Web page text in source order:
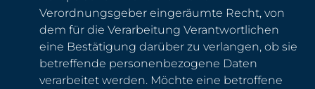
Verordnungsgeber eingeräumte Recht, von
dem für die Verarbeitung Verantwortlichen
eine Bestätigung darüber zu verlangen, ob sie
betreffende personenbezogene Daten
verarbeitet werden. Möchte eine betroffene